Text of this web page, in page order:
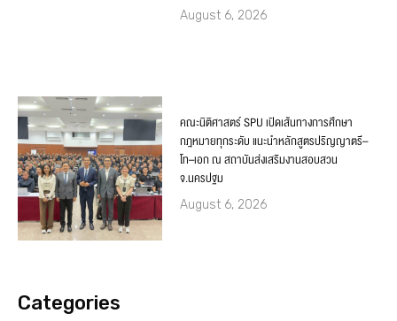
August 6, 2026
คณะนิติศาสตร์ SPU เปิดเส้นทางการศึกษา
กฎหมายทุกระดับ แนะนำหลักสูตรปริญญาตรี–
โท–เอก ณ สถาบันส่งเสริมงานสอบสวน
จ.นครปฐม
August 6, 2026
Categories